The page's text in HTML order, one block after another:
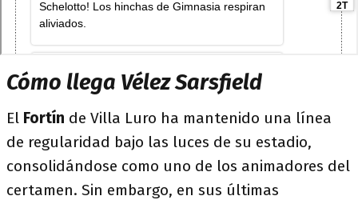
Cómo llega Vélez Sarsfield
El Fortín de Villa Luro ha mantenido una línea
de regularidad bajo las luces de su estadio,
consolidándose como uno de los animadores del
certamen. Sin embargo, en sus últimas